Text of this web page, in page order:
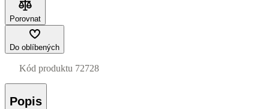
Porovnat
Do oblíbených
Kód produktu 72728
Popis